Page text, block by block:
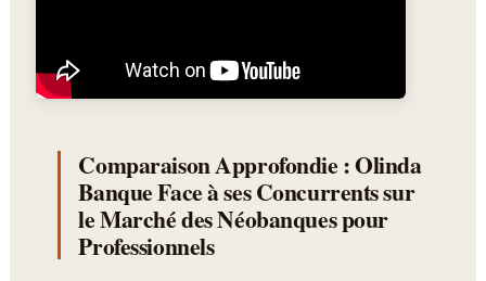
Comparaison Approfondie : Olinda
Banque Face à ses Concurrents sur
le Marché des Néobanques pour
Professionnels